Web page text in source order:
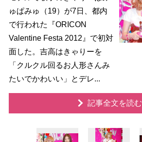
ゅぱみゅ（19）が7日、都内
で行われた『ORICON
Valentine Festa 2012』で初対
面した。吉高はきゃりーを
「クルクル回るお人形さんみ
たいでかわいい」とデレ...
記事全文を読む